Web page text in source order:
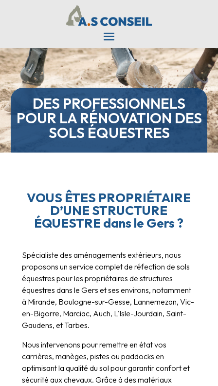
DES PROFESSIONNELS
POUR LA RÉNOVATION DES
SOLS ÉQUESTRES
VOUS ÊTES PROPRIÉTAIRE
D’UNE STRUCTURE
ÉQUESTRE dans le Gers ?
Spécialiste des aménagements extérieurs, nous
proposons un service complet de réfection de sols
équestres pour les propriétaires de structures
équestres dans le Gers et ses environs, notamment
à Mirande, Boulogne-sur-Gesse, Lannemezan, Vic-
en-Bigorre, Marciac, Auch, L’Isle-Jourdain, Saint-
Gaudens, et Tarbes.
Nous intervenons pour remettre en état vos
carrières, manèges, pistes ou paddocks en
optimisant la qualité du sol pour garantir confort et
sécurité aux chevaux. Grâce à des matériaux